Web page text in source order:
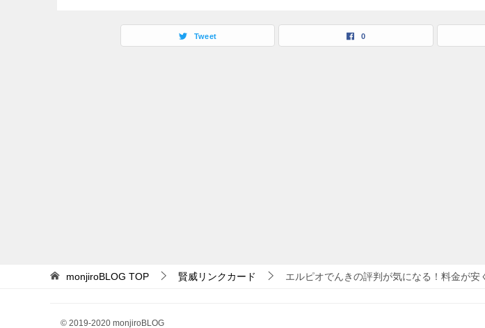
Tweet 0
monjiroBLOG TOP 賢威リンクカード エルピオでんきの評判が気になる！料金が
© 2019-2020 monjiroBLOG